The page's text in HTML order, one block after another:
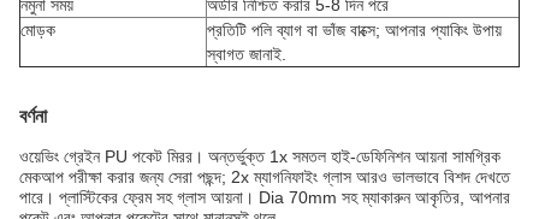
নমুনা সময়
অর্ডার নিশ্চিত করার 5-8 দিন পরে
মোড়ক
প্রতিটি পলি ব্যাগ বা ভাঁজ বাক্সে; আপনার প্যাকিং উপায়
স্বাগত জানাই.
বর্ণনা
ওয়েভিং গ্রেইন PU পকেট মিরর। অন্তর্ভুক্ত 1x সমতল হাই-ডেফিনিশন আয়না সামগ্রিক
মেকআপ পরীক্ষা করার জন্য সেরা পছন্দ; 2x ম্যাগনিফাইং গ্লাস আরও ভালভাবে বিশদ দেখতে
পারে। প্লাস্টিকের ফ্রেম সহ গ্লাস আয়না। Dia 70mm সহ ম্যাকারুন আকৃতির, আপনার